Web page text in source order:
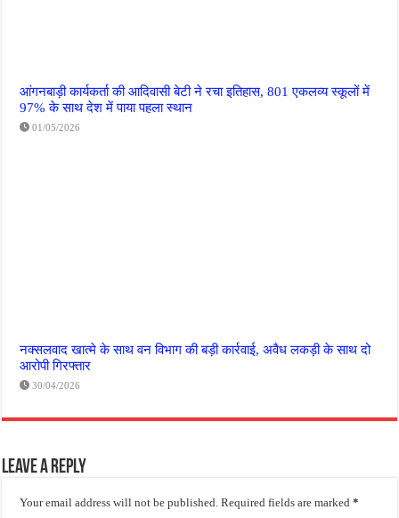
आंगनबाड़ी कार्यकर्ता की आदिवासी बेटी ने रचा इतिहास, 801 एकलव्य स्कूलों में
97% के साथ देश में पाया पहला स्थान
01/05/2026
नक्सलवाद खात्मे के साथ वन विभाग की बड़ी कार्रवाई, अवैध लकड़ी के साथ दो
आरोपी गिरफ्तार
30/04/2026
Leave a Reply
Your email address will not be published. Required fields are marked*